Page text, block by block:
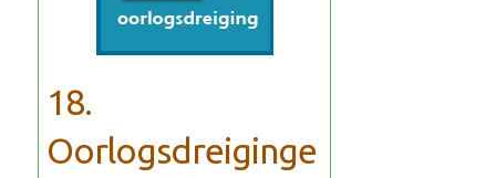
18.
Oorlogsdreiginge